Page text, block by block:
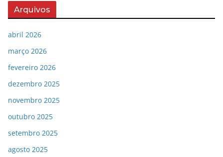
Arquivos
abril 2026
março 2026
fevereiro 2026
dezembro 2025
novembro 2025
outubro 2025
setembro 2025
agosto 2025